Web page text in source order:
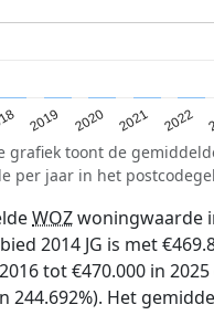
2019 2020 2021 2022
grafiek toont de
per jaar in het
WOZwoningwaarde
2014 JG is met
tot €470.000 in
244.692%). Het